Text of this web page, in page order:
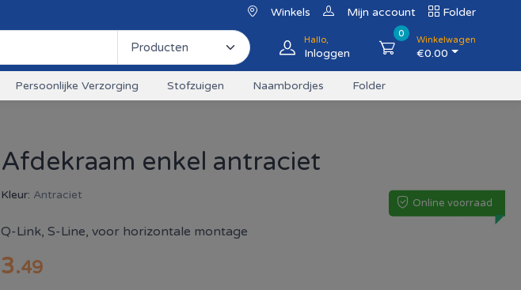
Winkels Mijn account Folder
Hallo,
Inloggen
0
Winkelwagen
€0.00
Persoonlijke Verzorging Stofzuigen Naambordjes Folder
Afdekraam enkel antraciet
Kleur: Antraciet
Online voorraad
Q-Link, S-Line, voor horizontale montage
3.49